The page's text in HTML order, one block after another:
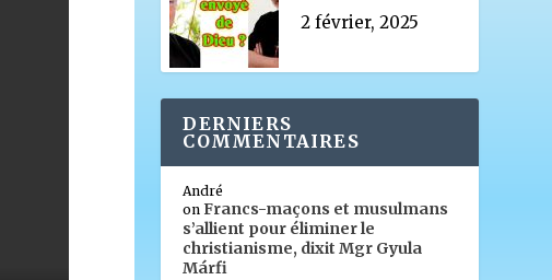
2 février, 2025
DERNIERS
COMMENTAIRES
André
onFrancs-maçons et musulmans
s’allient pour éliminer le
christianisme, dixit Mgr Gyula
Márfi